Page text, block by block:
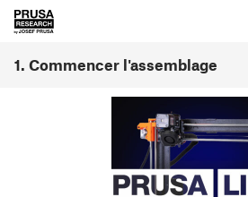
1. Commencer l'assemblage